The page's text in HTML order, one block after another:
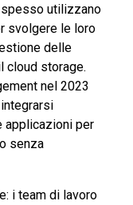
utilizzano
svolgere le loro
delle
cloud storage.
nel 2023
applicazioni per
senza
i team di lavoro